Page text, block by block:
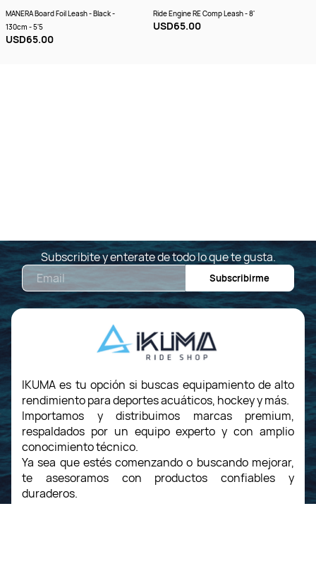
MANERA Board Foil Leash - Black -
130cm - 5'5
USD65.00
Ride Engine RE Comp Leash - 8'
USD65.00
Subscribite y enterate de todo lo que te gusta.
Subscribirme
IKUMA es tu opción si buscas equipamiento de alto
rendimiento para deportes acuáticos, hockey y más.
Importamos y distribuimos marcas premium,
respaldados por un equipo experto y con amplio
conocimiento técnico.
Ya sea que estés comenzando o buscando mejorar,
te asesoramos con productos confiables y
duraderos.